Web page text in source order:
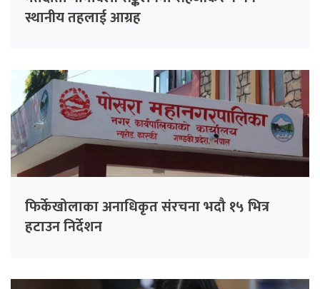
स्थानीय तहलाई आग्रह
फिर्केखोलाका अनाधिकृत संरचना भदौ १५ भित्र
हटाउन निर्देशन